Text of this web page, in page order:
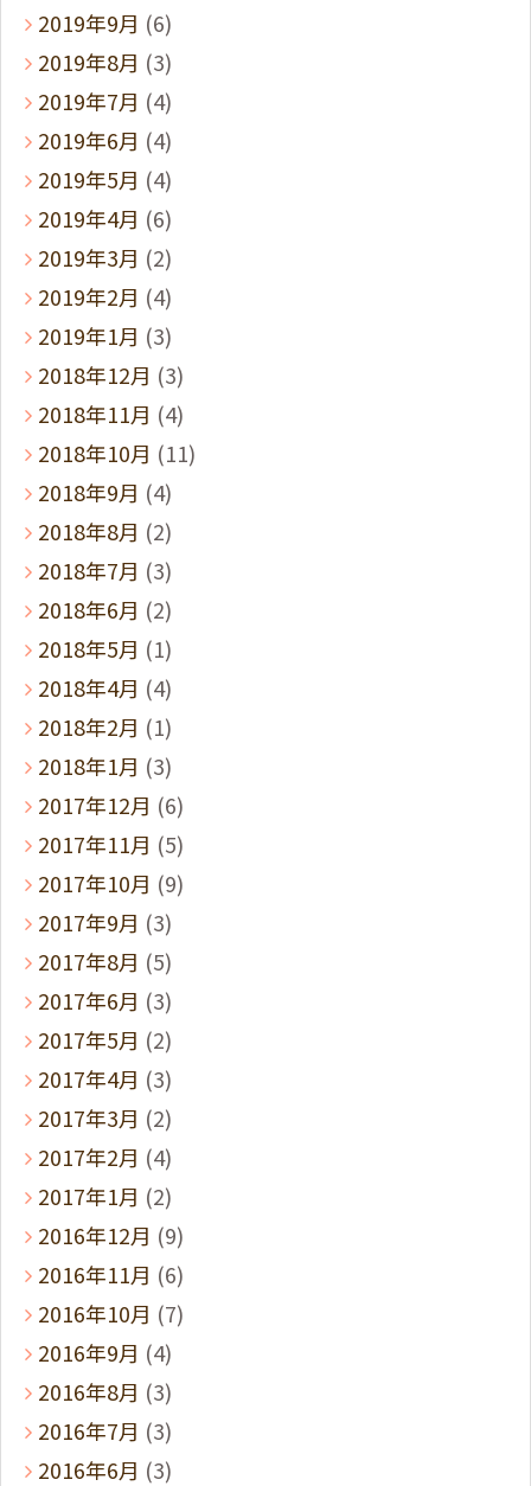
2019年9月 (6)
2019年8月 (3)
2019年7月 (4)
2019年6月 (4)
2019年5月 (4)
2019年4月 (6)
2019年3月 (2)
2019年2月 (4)
2019年1月 (3)
2018年12月 (3)
2018年11月 (4)
2018年10月 (11)
2018年9月 (4)
2018年8月 (2)
2018年7月 (3)
2018年6月 (2)
2018年5月 (1)
2018年4月 (4)
2018年2月 (1)
2018年1月 (3)
2017年12月 (6)
2017年11月 (5)
2017年10月 (9)
2017年9月 (3)
2017年8月 (5)
2017年6月 (3)
2017年5月 (2)
2017年4月 (3)
2017年3月 (2)
2017年2月 (4)
2017年1月 (2)
2016年12月 (9)
2016年11月 (6)
2016年10月 (7)
2016年9月 (4)
2016年8月 (3)
2016年7月 (3)
2016年6月 (3)